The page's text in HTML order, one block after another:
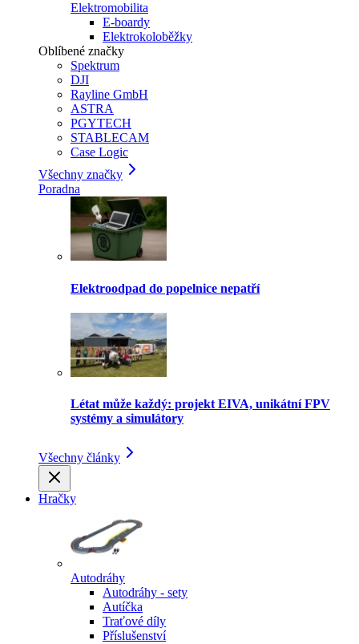
Elektromobilita
E-boardy
Elektrokoloběžky
Oblíbené značky
Spektrum
DJI
Rayline GmbH
ASTRA
PGYTECH
STABLECAM
Case Logic
Všechny značky
Poradna
Elektroodpad do popelnice nepatří
Létat může každý: projekt EIVA, unikátní FPV
systémy a simulátory
Všechny články
Hračky
Autodráhy
Autodráhy - sety
Autíčka
Traťové díly
Příslušenství